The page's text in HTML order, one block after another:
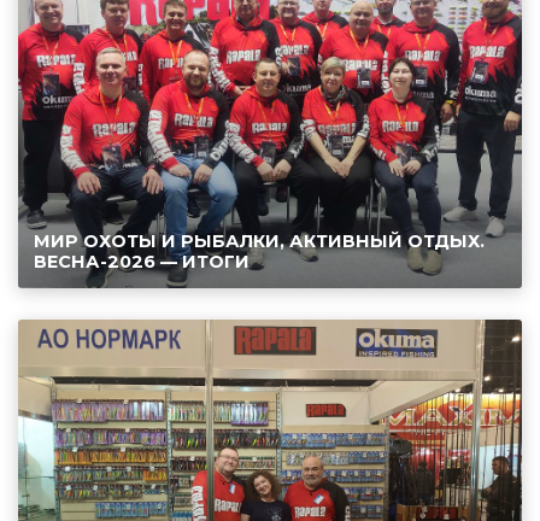
МИР ОХОТЫ И РЫБАЛКИ, АКТИВНЫЙ ОТДЫХ.
ВЕСНА-2026 — ИТОГИ